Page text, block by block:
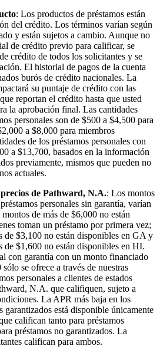
: Los productos de préstamos están
del crédito. Los términos varían según
y están sujetos a cambio. Aunque no
de crédito previo para calificar, se
crédito de todos los solicitantes y se
El historial de pagos de la cuenta
burós de crédito nacionales. La
su puntaje de crédito con las
reportan el crédito hasta que usted
la aprobación final. Las cantidades
personales son de $500 a $4,500 para
a $8,000 para miembros
de los préstamos personales con
a $13,700, basados en la información
previamente, mismos que pueden no
actuales.
de Pathward, N.A.: Los montos
personales sin garantía, varían
de más de $6,000 no están
toman un préstamo por primera vez;
de $3,100 no están disponibles en GA y
de $1,600 no están disponibles en HI.
con garantía con un monto financiado
se ofrece a través de nuestras
personales a clientes de estados
N.A. que califiquen, sujeto a
La APR más baja en los
garantizados está disponible únicamente
califican tanto para préstamos
préstamos no garantizados. La
califican para ambos.